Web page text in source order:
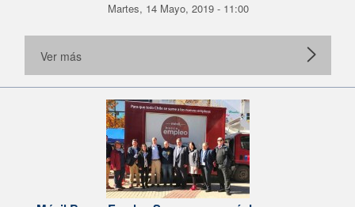
Martes, 14 Mayo, 2019 - 11:00
Ver más